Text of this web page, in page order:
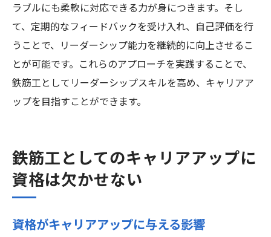
ラブルにも柔軟に対応できる力が身につきます。そし
て、定期的なフィードバックを受け入れ、自己評価を行
うことで、リーダーシップ能力を継続的に向上させるこ
とが可能です。これらのアプローチを実践することで、
鉄筋工としてリーダーシップスキルを高め、キャリアア
ップを目指すことができます。
鉄筋工としてのキャリアアップに
資格は欠かせない
資格がキャリアアップに与える影響